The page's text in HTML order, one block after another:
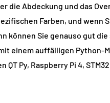
die Abdeckung und das
Farben, und wenn
können Sie genauso gut
einem auffälligen Python-
QT Py, Raspberry Pi 4,